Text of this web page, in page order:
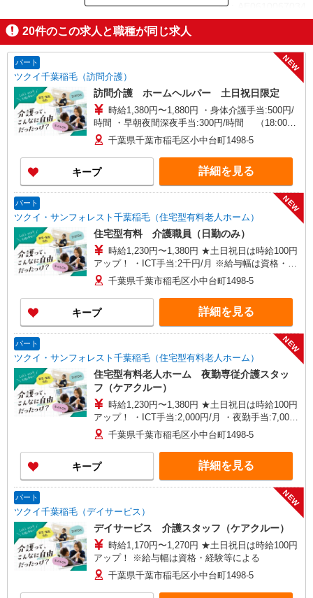
ID：AE0610067034
掲載期間終了
20件のこの求人と職種が同じ求人
パート
ツクイ千葉稲毛（訪問介護）
NEW
訪問介護 ホームヘルパー 土日祝日限定
時給1,380円〜1,880円 ・身体介護手当:500円/
時間 ・早朝夜間深夜手当:300円/時間 （18:00〜
翌07:59の時間帯） ・ICT手当:2,000円/月 ・ケア
→ケアの移動時間も賃金（時給）を支給 ・土日祝
日手当:100円/時間含む ※給与幅は資格・経験等に
よる
千葉県千葉市稲毛区小中台町1498-5
キープ 詳細を見る
パート
ツクイ・サンフォレスト千葉稲毛（住宅型有料老人ホーム）
NEW
住宅型有料 介護職員（日勤のみ）
時給1,230円〜1,380円 ★土日祝日は時給100円
アップ！ ・ICT手当:2千円/月 ※給与幅は資格・経
験等による
千葉県千葉市稲毛区小中台町1498-5
キープ 詳細を見る
パート
ツクイ・サンフォレスト千葉稲毛（住宅型有料老人ホーム）
NEW
住宅型有料老人ホーム 夜勤専従介護スタッ
フ（ケアクルー）
時給1,230円〜1,380円 ★土日祝日は時給100円
アップ！ ・ICT手当:2,000円/月 ・夜勤手当:7,000
円/回 ※給与幅は資格・経験等による
千葉県千葉市稲毛区小中台町1498-5
キープ 詳細を見る
パート
ツクイ千葉稲毛（デイサービス）
NEW
デイサービス 介護スタッフ（ケアクルー）
時給1,170円〜1,270円 ★土日祝日は時給100円
アップ！ ※給与幅は資格・経験等による
千葉県千葉市稲毛区小中台町1498-5